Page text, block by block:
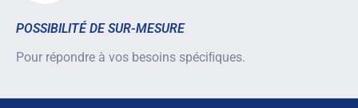
POSSIBILITÉ DE SUR-MESURE
Pour répondre à vos besoins spéciﬁques.